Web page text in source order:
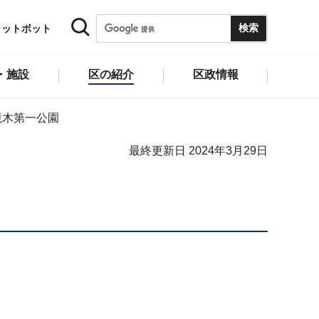
トボット
施設 区の紹介 区政情報
第一公園
最終更新日 2024年3月29日